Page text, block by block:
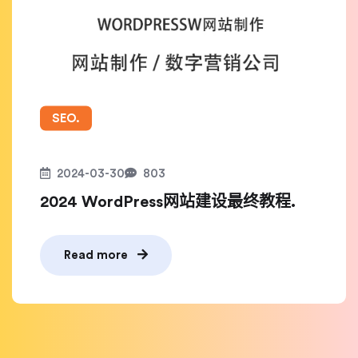
SEO.
2024-03-30 803
2024 WordPress网站建设最终教程.
Read more